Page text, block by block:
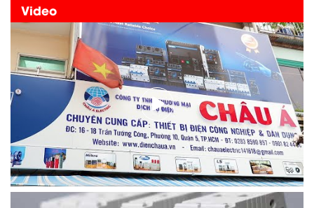
Video